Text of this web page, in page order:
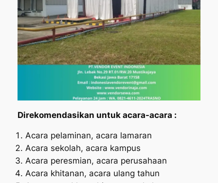
Direkomendasikan untuk acara-acara :
Acara pelaminan, acara lamaran
Acara sekolah, acara kampus
Acara peresmian, acara perusahaan
Acara khitanan, acara ulang tahun